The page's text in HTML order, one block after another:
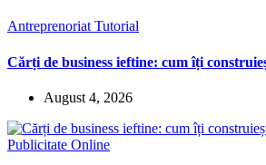
Antreprenoriat Tutorial
Cărți de business ieftine: cum îți
August 4, 2026
Publicitate Online